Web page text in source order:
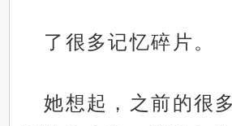
了很多记忆碎片。
她想起，之前的很